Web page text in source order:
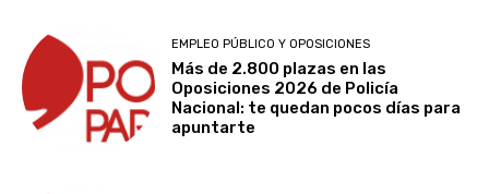
EMPLEO PÚBLICO Y OPOSICIONES
Más de 2.800 plazas en las
Oposiciones 2026 de Policía
Nacional: te quedan pocos días para
apuntarte